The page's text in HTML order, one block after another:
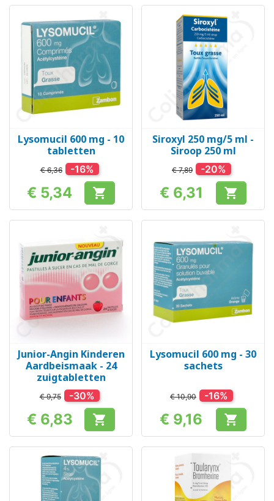
Lysomucil 600 mg - 10
tabletten
€ 6,36 -16%
Prijs
€ 5,34 
Siroxyl 250 mg/5 ml -
Siroop 250 ml
€ 7,89 -20%
Prijs
€ 6,31 
Junior-Angin Kinderen
Aardbeismaak - 24
zuigtabletten
€ 9,75 -30%
Prijs
€ 6,83 
Lysomucil 600 mg - 30
sachets
€ 10,90 -16%
Prijs
€ 9,16 